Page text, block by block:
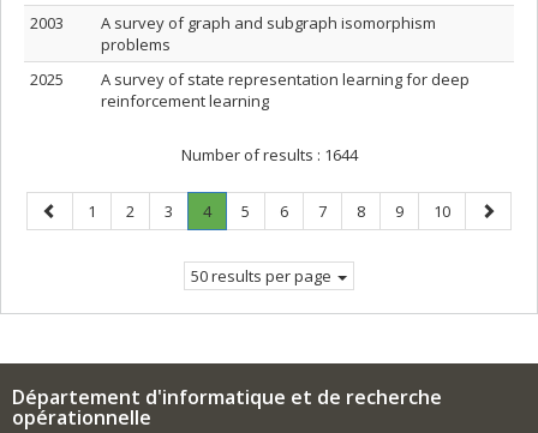
2003
A survey of graph and subgraph isomorphism
problems
2025
A survey of state representation learning for deep
reinforcement learning
Number of results : 1644
Previous
page
Page
1 Page
2 Page
3 Page
4.
Current
Page
5 Page
6 Page
7 Page
8 Page
9 Page
10
Next
page
50 results per page
Département d'informatique et de recherche
opérationnelle